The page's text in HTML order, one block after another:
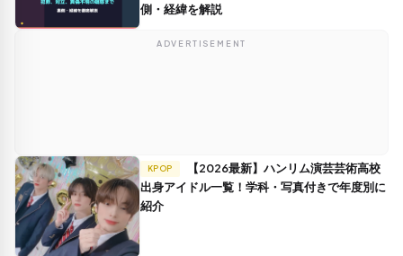
側・経緯を解説
ADVERTISEMENT
KPOP
出身アイドル一覧！学科・写真付きで年度別に
紹介